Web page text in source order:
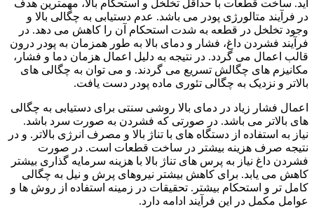
آید. ساخت قطعات با حداقل تخلخل و استحکام بالا، مهمترین هدف
در فرآیند متالورژی پودر می باشد. عدم دستیابی به چگالی بالا و
وجود تخلخل در قطعه به شدت استحکام آن را کاهش می دهد. در
فرآیند فشردن داغ، فشار و دمای بالا به طور همزمان به پودر درون
قالب اعمال می گردد. در نتیجه به دلیل اعمال هزمان دما و فشار،
مکانیزم های چگالش تسریع می گردند. و می توان به چگالی های
بالاتر و نزدیک به چگالی تئوری ماده پودر دست یافت.
اعمال فشار زیاد در دمای بالا روشی سنتی برای دستیابی به چگالی
های بالاتر می باشد. در صورتی که فشردن به صورت سرد باشد.
نیاز به استفاده از دستگاه های با تناژ بالا و مصرف انرژی بالاتر. و در
نتیجه صرف هزینه بیشتر در ساخت قطعات است. در صورت
فشردن داغ نیاز به پرس های تناژ بالا با هزینه سرمایه گذاری بیشتر
کاهش می یابد. برای کاهش بیشتر نیروهای پرش و نیل به چگالی
کامل تر و استحکام بیشتر. تحقیقات در زمینه استفاده از روش ها و
عوامل مکمل در این فرآیند ادامه دارد.